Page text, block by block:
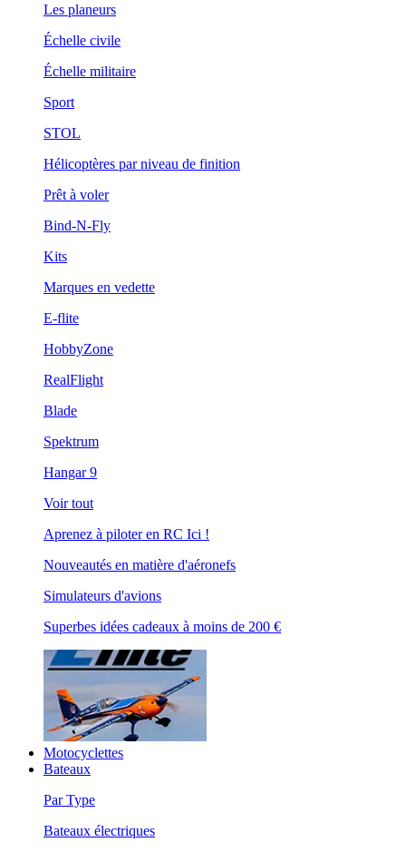
Les planeurs
Échelle civile
Échelle militaire
Sport
STOL
Hélicoptères par niveau de finition
Prêt à voler
Bind-N-Fly
Kits
Marques en vedette
E-flite
HobbyZone
RealFlight
Blade
Spektrum
Hangar 9
Voir tout
Aprenez à piloter en RC Ici !
Nouveautés en matière d'aéronefs
Simulateurs d'avions
Superbes idées cadeaux à moins de 200 €
Motocyclettes
Bateaux
Par Type
Bateaux électriques